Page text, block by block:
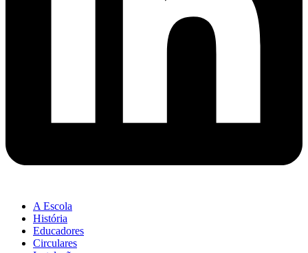
A Escola
História
Educadores
Circulares